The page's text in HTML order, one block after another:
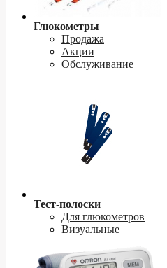
Глюкометры
Продажа
Акции
Обслуживание
Тест-полоски
Для глюкометров
Визуальные